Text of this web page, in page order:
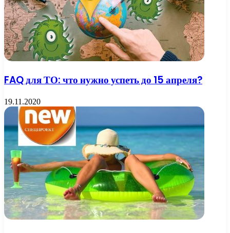
FAQ для ТО: что нужно успеть до 15 апреля?
19.11.2020